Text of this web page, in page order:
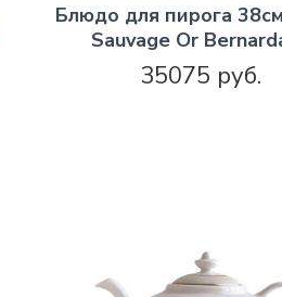
Блюдо для пирога
Sauvage Or
35075 руб.